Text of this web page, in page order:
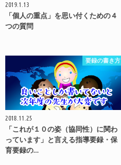
2019.1.13
「個人の重点」を思い付くための４
つの質問
要録の書き方
2018.11.25
「これが１０の姿（協同性）に関わ
っています」と言える指導要録・保
育要録の…